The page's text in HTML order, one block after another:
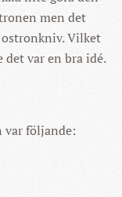
men det
ostronkniv. Vilket
det var en bra idé.
var följande: